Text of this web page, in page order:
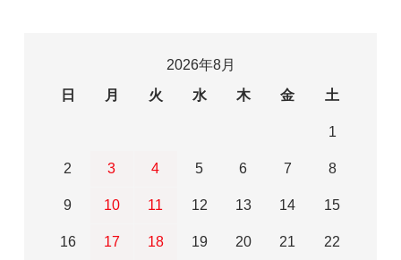
2026年8月
日
月 火 水 木 金 土
1
2 3 4 5 6 7 8
9 10 11 12 13 14 15
16 17 18 19 20 21 22